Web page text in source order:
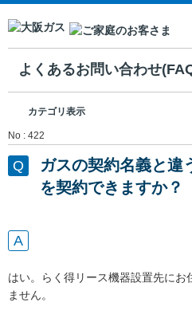
よくあるお問い合わせ
カテゴリ表示
No : 422
ガスの契約名義と違
を契約できますか？
はい。らく得リース機器設置先にお
ません。